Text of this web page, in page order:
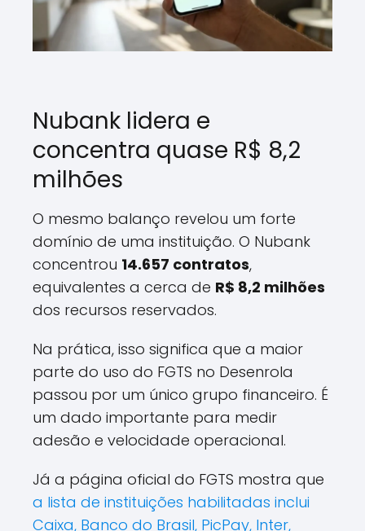
Nubank lidera e
concentra quase R$ 8,2
milhões
O mesmo balanço revelou um forte
domínio de uma instituição. O Nubank
concentrou 14.657 contratos,
equivalentes a cerca de R$ 8,2 milhões
dos recursos reservados.
Na prática, isso significa que a maior
parte do uso do FGTS no Desenrola
passou por um único grupo financeiro. É
um dado importante para medir
adesão e velocidade operacional.
Já a página oficial do FGTS mostra que
a lista de instituições habilitadas inclui
Caixa, Banco do Brasil, PicPay, Inter,